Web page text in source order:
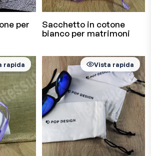
per
Sacchetto in cotone
bianco per matrimoni
rapida Vista rapida